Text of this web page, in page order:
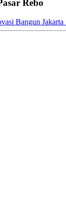
Rebo
Bangun Jakarta